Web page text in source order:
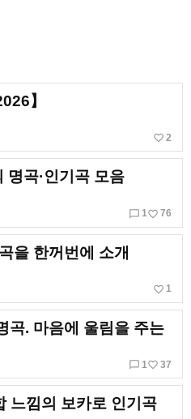
】
favorite_border 2
명곡·인기곡 모음
chat_bubble_outline 1 favorite_border 76
을 한꺼번에 소개
favorite_border 1
곡. 마음에 울림을 주는
chat_bubble_outline 1 favorite_border 37
느낌의 보카로 인기곡